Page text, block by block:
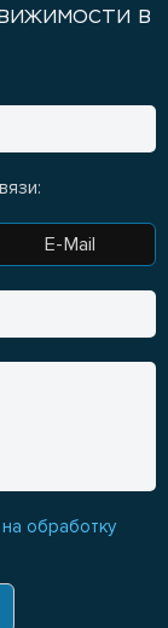
в
E-Mail
обработку